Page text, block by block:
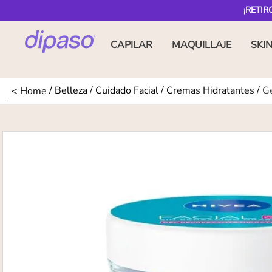
CAPILAR MAQUILLAJE
Belleza Cuidado Facial Cremas Hidratantes